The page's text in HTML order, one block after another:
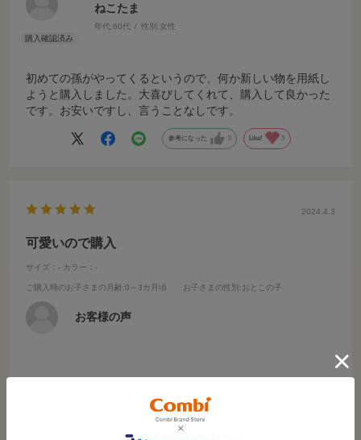
ねこたま
年代:60代 性別:女性
初めての孫がやってくるというので、何か新しい物を用紙し
ようと購入しました。大喜びしてくれて、購入して良かった
です。お安いですし、言うことなしです。
参考になった 0 Like! 3
2024.4.3
可愛いので購入
サイズ：- カラー：-
ご購入時のお子さまの月齢:0～3カ月頃 お子さまの性別 :おとこの子
お客様の声
参考になった